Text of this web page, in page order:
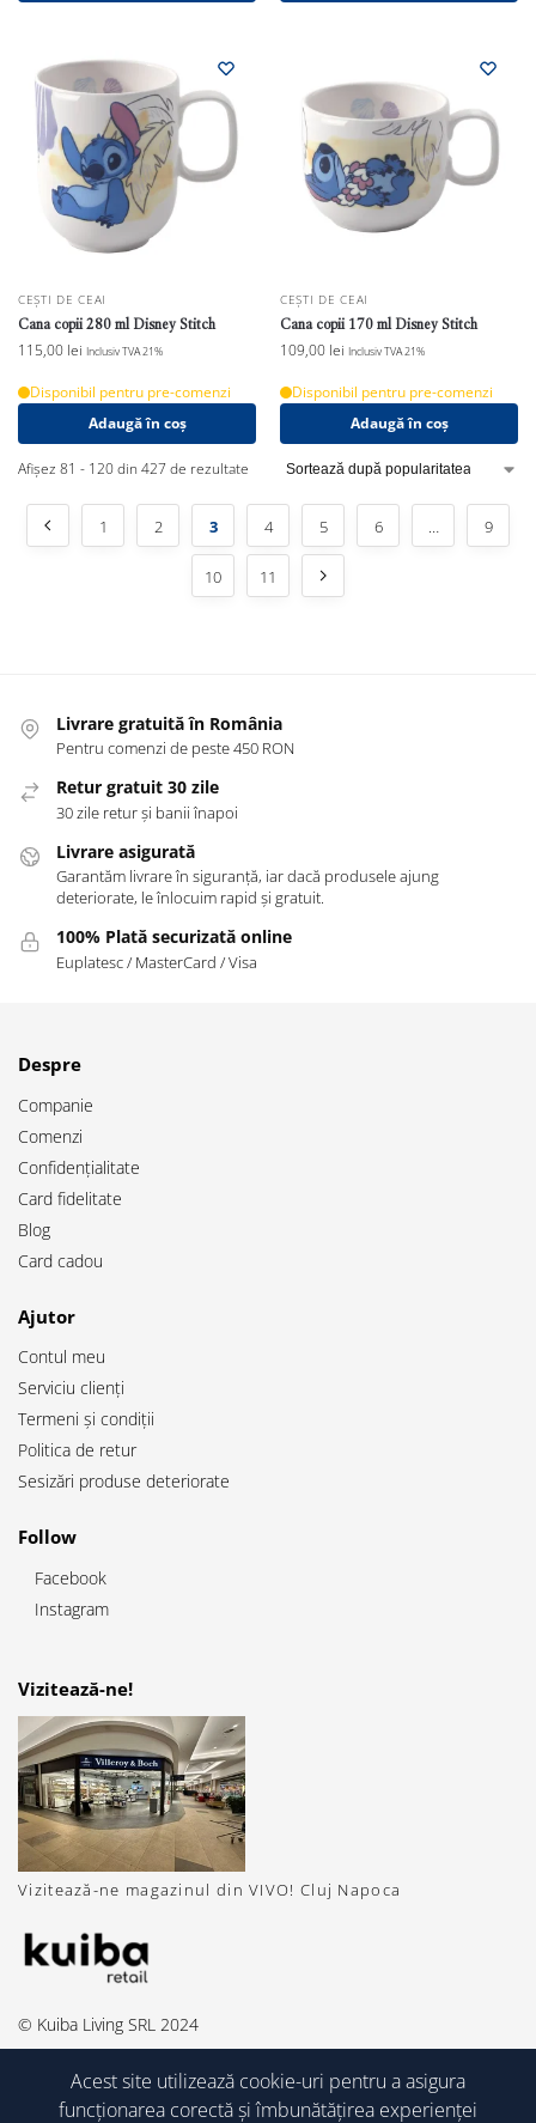
CEȘTI DE CEAI
Cana copii 280 ml Disney Stitch
115,00 lei Inclusiv TVA 21%
Disponibil pentru pre-comenzi
Adaugă în coș
CEȘTI DE CEAI
Cana copii 170 ml Disney Stitch
109,00 lei Inclusiv TVA 21%
Disponibil pentru pre-comenzi
Adaugă în coș
Afișez 81 - 120 din 427 de rezultate
1 2 3 4 5 6 … 9
10 11
Livrare gratuită în România
Pentru comenzi de peste 450 RON
Retur gratuit 30 zile
30 zile retur și banii înapoi
Livrare asigurată
Garantăm livrare în siguranță, iar dacă produsele ajung
deteriorate, le înlocuim rapid și gratuit.
100% Plată securizată online
Euplatesc / MasterCard / Visa
Despre
Companie
Comenzi
Confidențialitate
Card fidelitate
Blog
Card cadou
Ajutor
Contul meu
Serviciu clienți
Termeni și condiții
Politica de retur
Sesizări produse deteriorate
Follow
Facebook
Instagram
Vizitează-ne!
Vizitează-ne magazinul din VIVO! Cluj Napoca
© Kuiba Living SRL 2024
Acest site utilizează cookie-uri pentru a asigura
funcționarea corectă și îmbunătățirea experienței